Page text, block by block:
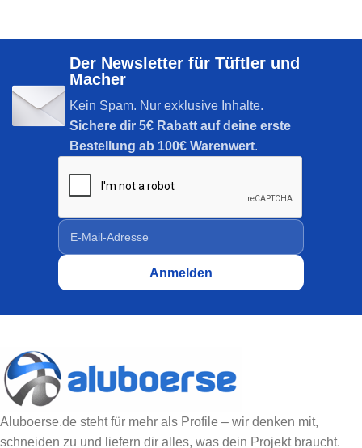
Der Newsletter für Tüftler und
Macher
Kein Spam. Nur exklusive Inhalte.
Sichere dir 5€ Rabatt auf deine erste
Bestellung ab 100€ Warenwert.
Aluboerse.de steht für mehr als Profile – wir denken mit,
schneiden zu und liefern dir alles, was dein Projekt braucht.